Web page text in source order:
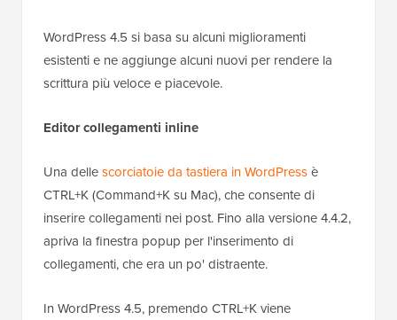
WordPress 4.5 si basa su alcuni miglioramenti
esistenti e ne aggiunge alcuni nuovi per rendere la
scrittura più veloce e piacevole.
Editor collegamenti inline
Una dellescorciatoie da tastiera in WordPressè
CTRL+K (Command+K su Mac), che consente di
inserire collegamenti nei post. Fino alla versione 4.4.2,
apriva la finestra popup per l'inserimento di
collegamenti, che era un po' distraente.
In WordPress 4.5, premendo CTRL+K viene